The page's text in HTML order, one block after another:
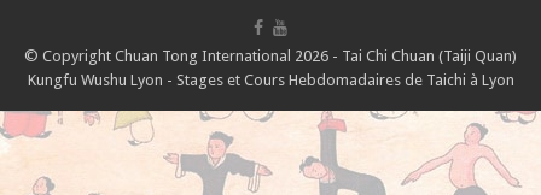
© Copyright Chuan Tong International 2026 - Tai Chi Chuan (Taiji Quan)
Kungfu Wushu Lyon - Stages et Cours Hebdomadaires de Taichi à Lyon